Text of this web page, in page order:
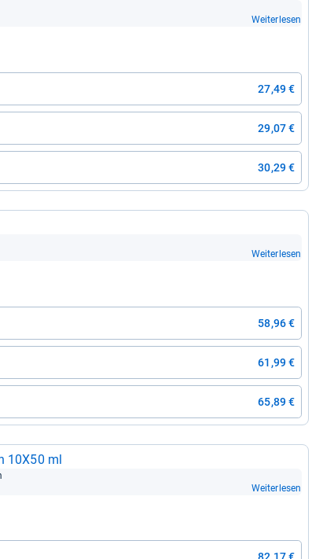
Weiterlesen
27,49 €
29,07 €
30,29 €
Weiterlesen
58,96 €
61,99 €
65,89 €
10X50 ml
Weiterlesen